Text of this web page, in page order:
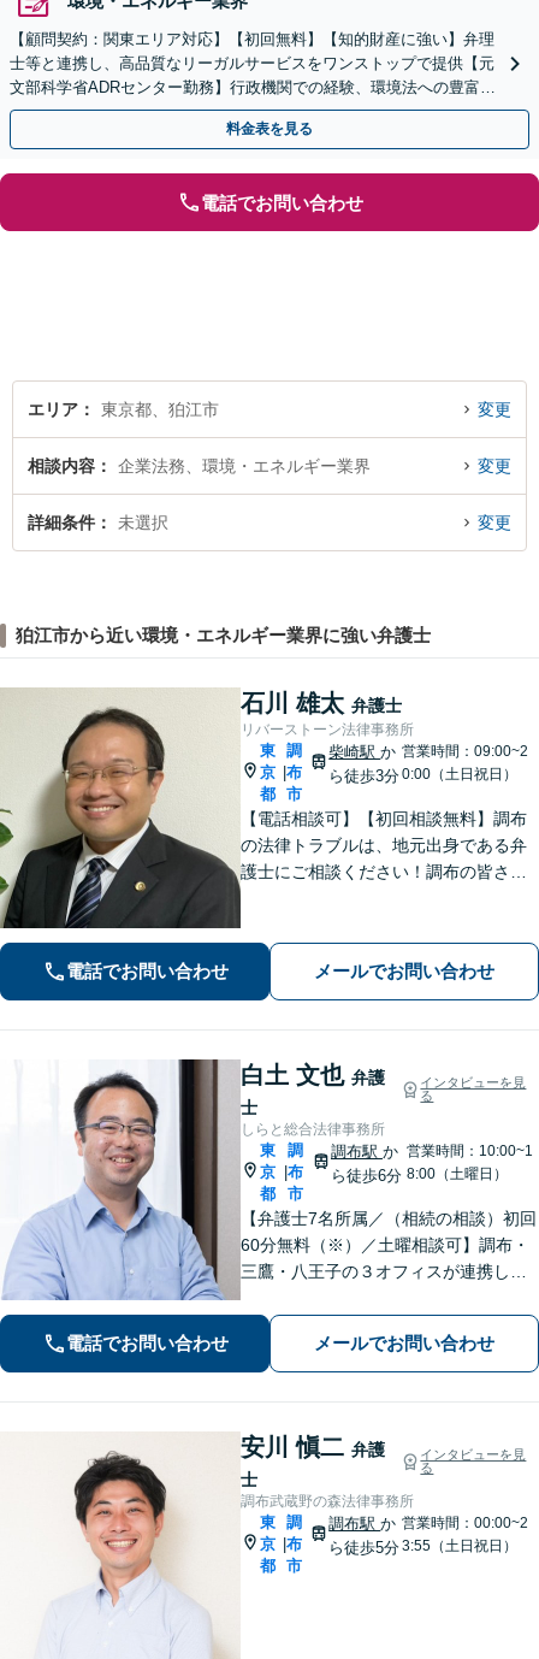
【顧問契約：関東エリア対応】【初回無料】【知的財産に強い】弁理
士等と連携し、高品質なリーガルサービスをワンストップで提供【元
文部科学省ADRセンター勤務】行政機関での経験、環境法への豊富な
知識を活かし、事業者さまの抱える問題を解決へ導きます
料金表を見る
電話でお問い合わせ
エリア 東京都、狛江市 変更
相談内容 企業法務、環境・エネルギー業界 変更
詳細条件 未選択 変更
狛江市から近い環境・エネルギー業界に強い弁護士
石川 雄太 弁護士
リバーストーン法律事務所
東
京
都
|
調
布
市
柴崎駅か
ら徒歩3分
営業時間：09:00~2
0:00（土日祝日）
【電話相談可】【初回相談無料】調布
の法律トラブルは、地元出身である弁
護士にご相談ください！調布の皆さま
とでも大丈夫ですので、まずはご相談
ください【柴崎駅3分】【出張相談も
可】
電話でお問い合わせ メールでお問い合わせ
白土 文也 弁護
士
インタビューを見
る
しらと総合法律事務所
東
京
都
調
布
市
調布駅 か
ら徒歩6分
営業時間：10:00~1
8:00（土曜日）
【弁護士7名所属／（相続の相談）初回
60分無料（※）／土曜相談可】調布・
三鷹・八王子の３オフィスが連携して
／事業承継／中小企業法務 ※相続発
生前のご相談など有料相談の対象にな
るものもございます。
電話でお問い合わせ メールでお問い合わせ
安川 愼二 弁護
士
インタビューを見
る
調布武蔵野の森法律事務所
東
京
都
|
調
布
市
調布駅か
ら徒歩5分
営業時間：00:00~2
3:55（土日祝日）